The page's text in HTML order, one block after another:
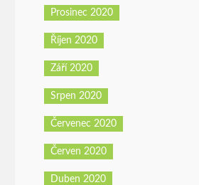
Prosinec 2020
Říjen 2020
Září 2020
Srpen 2020
Červenec 2020
Červen 2020
Duben 2020